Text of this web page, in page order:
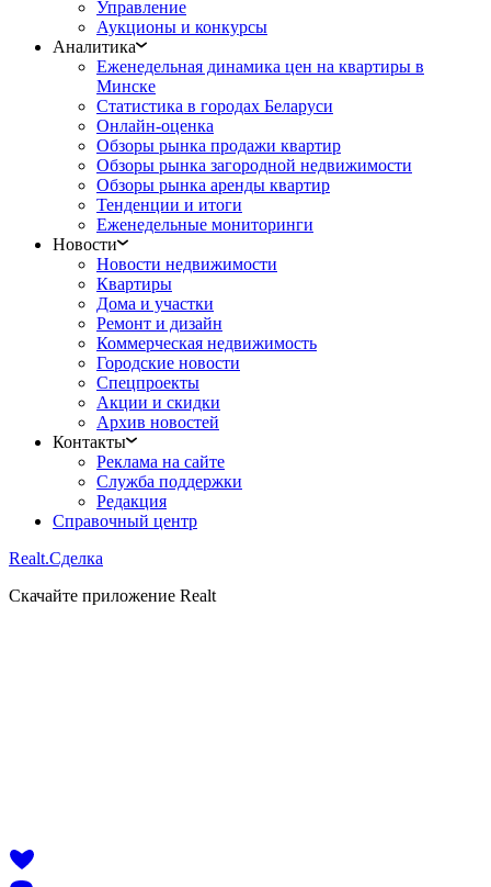
Управление
Аукционы и конкурсы
Аналитика
Еженедельная динамика цен на квартиры в
Минске
Статистика в городах Беларуси
Онлайн-оценка
Обзоры рынка продажи квартир
Обзоры рынка загородной недвижимости
Обзоры рынка аренды квартир
Тенденции и итоги
Еженедельные мониторинги
Новости
Новости недвижимости
Квартиры
Дома и участки
Ремонт и дизайн
Коммерческая недвижимость
Городские новости
Спецпроекты
Акции и скидки
Архив новостей
Контакты
Реклама на сайте
Служба поддержки
Редакция
Справочный центр
Realt.Сделка
Скачайте приложение Realt